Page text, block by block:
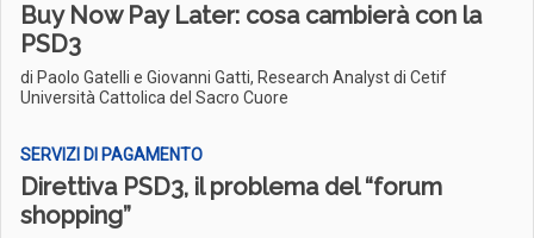
Buy Now Pay Later: cosa cambierà con la
PSD3
di Paolo Gatelli e Giovanni Gatti, Research Analyst di Cetif
Università Cattolica del Sacro Cuore
SERVIZI DI PAGAMENTO
Direttiva PSD3, il problema del “forum
shopping”